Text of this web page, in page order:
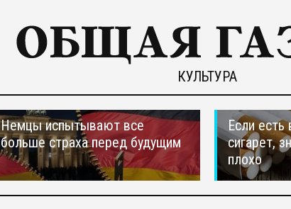
КУЛЬТУРА
Немцы испытывают все
больше страха перед будущим
Если есть
сигарет,
плохо